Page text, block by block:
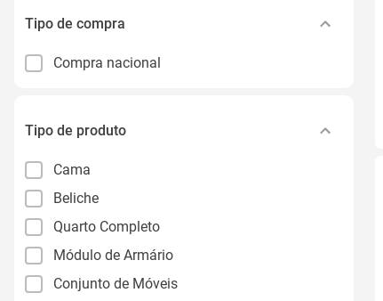
Tipo de compra
Compra nacional
Tipo de produto
Cama
Beliche
Quarto Completo
Módulo de Armário
Conjunto de Móveis